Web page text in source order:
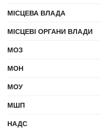
МІСЦЕВА ВЛАДА
МІСЦЕВІ ОРГАНИ ВЛАДИ
МОЗ
МОН
МОУ
МШП
НАДС